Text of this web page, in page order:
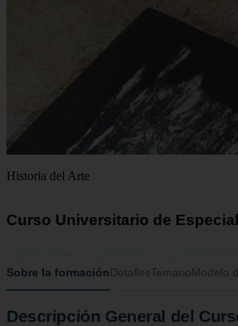
Historia del Arte
Curso Universitario de
Sobre la formaciónDetallesTemarioModelo
Descripción General del